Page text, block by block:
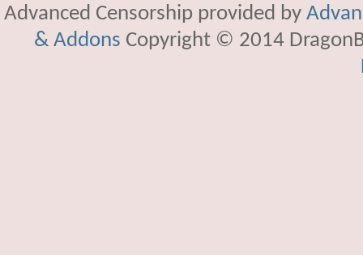
Advanced Censorship provided by
& Addons Copyright © 2014